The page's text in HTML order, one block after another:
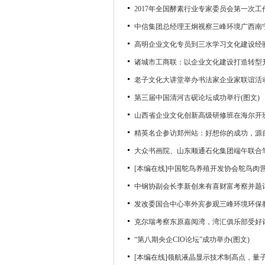
2017年全国酵素行业专家委员会第一次工
中信集团总经理王炯视察三峰环境广西南
高明企业文化专员到三水学习文化建设经
诸城市工商联：以企业文化建设打造转型
老子文化大讲堂举办书法家企业家联谊活
第三届中国清河古砚论坛成功举行(图文)
山西省企业文化创新高级研修班在海尔开
精英名企参访郑州站：好想你的成功，
大众书画院、山东顺通石化集团端午联合
[本编在线]中国鸵鸟养殖开发协会鸵鸟肉
中钢协副会长李新创来有喜财富考察并题
发改委国合中心率外宾参观三峰环境环保
克尔瑞考察东原嘉阅湾，湾汇俱乐部受好
“第八期央企CIO论坛”成功举办(图文)
[本编在线]领航液晶显示技术制高点，量